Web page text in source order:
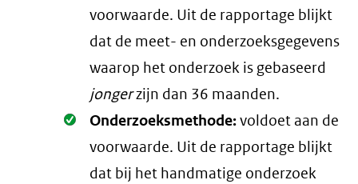
voorwaarde. Uit de rapportage blijkt
dat de meet- en onderzoeksgegevens
waarop het onderzoek is gebaseerd
jongerzijn dan 36 maanden.
Oké.
Onderzoeksmethode:voldoet aan de
voorwaarde. Uit de rapportage blijkt
dat bij het handmatige onderzoek